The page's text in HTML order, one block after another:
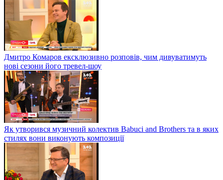
Дмитро Комаров ексклюзивно розповів, чим дивуватимуть
нові сезони його тревел-шоу
Як утворився музичний колектив Babuci and Brothers та в яких
стилях вони виконують композиції